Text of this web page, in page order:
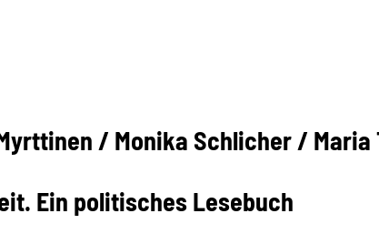
/ Monika Schlicher / Maria
Ein politisches Lesebuch